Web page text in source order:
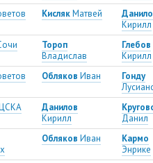
КислякМатвей
Кирилл
Тороп
Владислав
Глебов
Кирилл
Обляков Иван
Гонду
Данилов
Кирилл
Данил
Обляков Иван
Кармо
Энрике